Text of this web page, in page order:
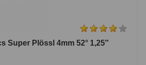
Okulár TS Optics Super Plössl 4mm 52° 1,25″